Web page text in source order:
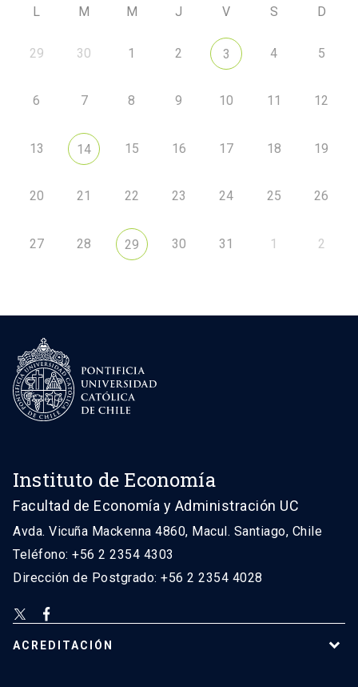
L M M J V S D
29 30 1 2 3 4 5
6 7 8 9 10 11 12
13 14 15 16 17 18 19
20 21 22 23 24 25 26
27 28 29 30 31 1 2
Instituto de Economía
Facultad de Economía y Administración UC
Avda. Vicuña Mackenna 4860, Macul. Santiago, Chile
Teléfono: +56 2 2354 4303
Dirección de Postgrado: +56 2 2354 4028
ACREDITACIÓN